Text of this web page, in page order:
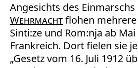
Angesichts des
Wehrmachtflohen
Sinti:ze und Rom:nja ab
Frankreich. Dort fielen sie
„Gesetz vom 16. Juli 1912